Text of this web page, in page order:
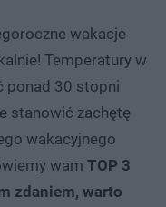
wakacje
Temperatury w
ponad 30 stopni
stanowić zachętę
wakacyjnego
wam TOP 3
zdaniem, warto